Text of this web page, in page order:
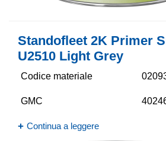
Standofleet 2K Primer
U2510 Light Grey
Codice materiale
GMC
Continua a leggere